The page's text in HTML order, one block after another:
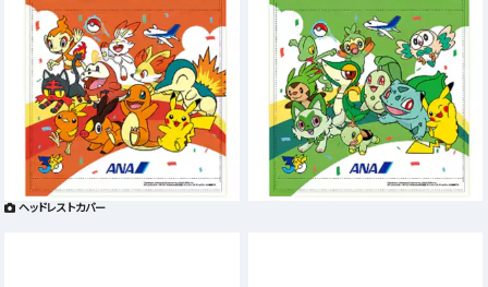
ヘッドレストカバー